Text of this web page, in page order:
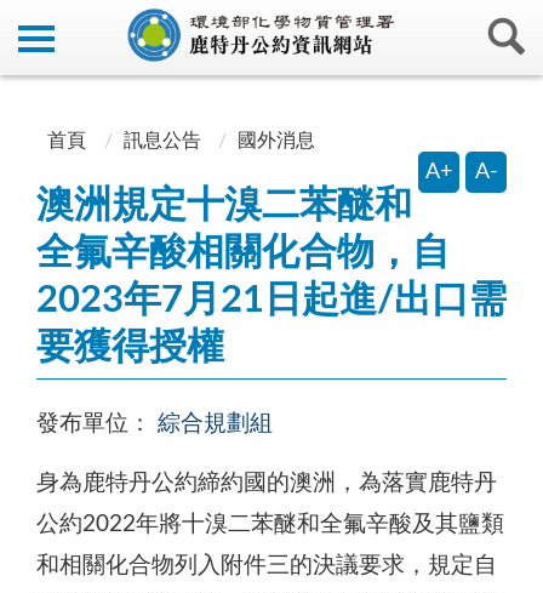
首頁 訊息公告 國外消息
A+ A-
澳洲規定十溴二苯醚和
全氟辛酸相關化合物，自
2023年7月21日起進/出口需
要獲得授權
發布單位： 綜合規劃組
身為鹿特丹公約締約國的澳洲，為落實鹿特丹
公約2022年將十溴二苯醚和全氟辛酸及其鹽類
和相關化合物列入附件三的決議要求，規定自